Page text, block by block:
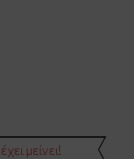
μείνει!